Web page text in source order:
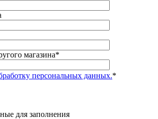
магазина*
персональных данных.*
для заполнения